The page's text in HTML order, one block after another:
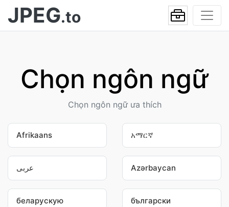
JPEG.to
Chọn ngôn ngữ
Chọn ngôn ngữ ưa thích
Afrikaans አማርኛ
عربى Azərbaycan
беларускую български